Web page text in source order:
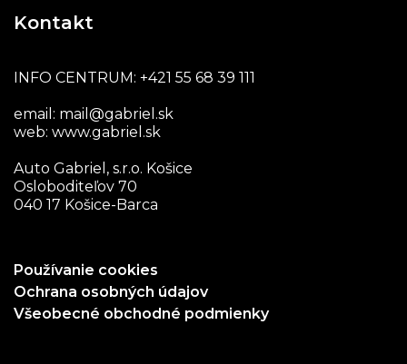
Kontakt
INFO CENTRUM: +421 55 68 39 111
email: mail@gabriel.sk
web: www.gabriel.sk
Auto Gabriel, s.r.o. Košice
Osloboditeľov 70
040 17 Košice-Barca
Používanie cookies
Ochrana osobných údajov
Všeobecné obchodné podmienky